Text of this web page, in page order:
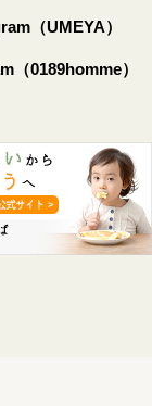
（UMEYA）
0189homme）